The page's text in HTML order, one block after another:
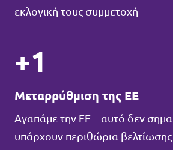
εκλογική τους συμμετοχή
+1
Μεταρρύθμιση της ΕΕ
Αγαπάμε την ΕΕ – αυτό δεν
υπάρχουν περιθώρια βελτίωσης